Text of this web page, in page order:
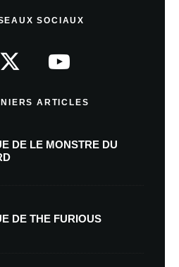
SOCIAUX
ARTICLES
DE LE MONSTRE DU
DE THE FURIOUS